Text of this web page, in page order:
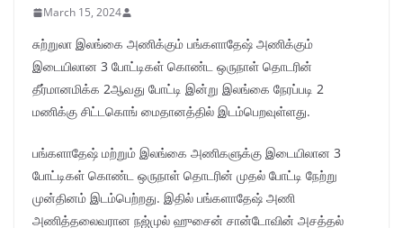
March 15, 2024
சுற்றுலா இலங்கை அணிக்கும் பங்களாதேஷ் அணிக்கும்
இடையிலான 3 போட்டிகள் கொண்ட ஒருநாள் தொடரின்
தீர்மானமிக்க 2ஆவது போட்டி இன்று இலங்கை நேரப்படி 2
மணிக்கு சிட்டகொங் மைதானத்தில் இடம்பெறவுள்ளது.
பங்களாதேஷ் மற்றும் இலங்கை அணிகளுக்கு இடையிலான 3
போட்டிகள் கொண்ட ஒருநாள் தொடரின் முதல் போட்டி நேற்று
முன்தினம் இடம்பெற்றது. இதில் பங்களாதேஷ் அணி
அணித்தலைவரான நஜ்முல் ஹுசைன் சான்டோவின் அசத்தல்